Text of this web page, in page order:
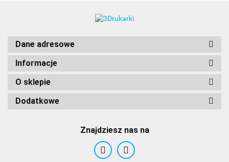
Dane adresowe
Informacje
O sklepie
Dodatkowe
Znajdziesz nas na